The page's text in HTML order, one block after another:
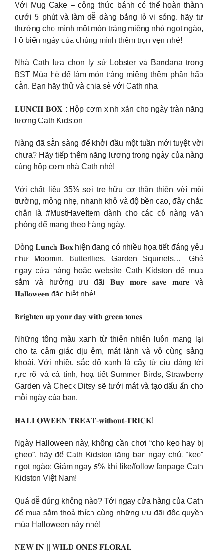
Với Mug Cake – công thức bánh có thể hoàn thành
dưới 5 phút và làm dễ dàng bằng lò vi sóng, hãy tự
thưởng cho mình một món tráng miệng nhỏ ngọt ngào,
hô biến ngày của chúng mình thêm trọn vẹn nhé!
Nhà Cath lựa chọn ly sứ Lobster và Bandana trong
BST Mùa hè để làm món tráng miệng thêm phần hấp
dẫn. Bạn hãy thử và chia sẻ với Cath nha
𝐋𝐔𝐍𝐂𝐇 𝐁𝐎𝐗 : Hộp cơm xinh xắn cho ngày tràn năng
lượng Cath Kidston
Nàng đã sẵn sàng để khởi đầu một tuần mới tuyệt vời
chưa? Hãy tiếp thêm năng lượng trong ngày của nàng
cùng hộp cơm nhà Cath nhé!
Với chất liệu 35% sợi tre hữu cơ thân thiện với môi
trường, mỏng nhẹ, nhanh khô và độ bền cao, đây chắc
chắn là #MustHaveItem dành cho các cô nàng văn
phòng để mang theo hàng ngày.
Dòng 𝐋𝐮𝐧𝐜𝐡 𝐁𝐨𝐱 hiện đang có nhiều họa tiết đáng yêu
như Moomin, Butterflies, Garden Squirrels,… Ghé
ngay cửa hàng hoặc website Cath Kidston để mua
sắm và hưởng ưu đãi 𝐁𝐮𝐲 𝐦𝐨𝐫𝐞 𝐬𝐚𝐯𝐞 𝐦𝐨𝐫𝐞 và
𝐇𝐚𝐥𝐥𝐨𝐰𝐞𝐞𝐧 đặc biệt nhé!
𝐁𝐫𝐢𝐠𝐡𝐭𝐞𝐧 𝐮𝐩 𝐲𝐨𝐮𝐫 𝐝𝐚𝐲 𝐰𝐢𝐭𝐡 𝐠𝐫𝐞𝐞𝐧 𝐭𝐨𝐧𝐞𝐬
Những tông màu xanh từ thiên nhiên luôn mang lại
cho ta cảm giác dịu êm, mát lành và vô cùng sảng
khoái. Với nhiều sắc độ xanh lá cây từ dịu dàng tới
rực rỡ và cá tính, hoạ tiết Summer Birds, Strawberry
Garden và Check Ditsy sẽ tưới mát và tạo dấu ấn cho
mỗi ngày của bạn.
𝐇𝐀𝐋𝐋𝐎𝐖𝐄𝐄𝐍 𝐓𝐑𝐄𝐀𝐓-𝐰𝐢𝐭𝐡𝐨𝐮𝐭-𝐓𝐑𝐈𝐂𝐊!
Ngày Halloween này, không cần chơi “cho kẹo hay bị
ghẹo”, hãy để Cath Kidston tặng bạn ngay chút “kẹo”
ngọt ngào: Giảm ngay 𝟓% khi like/follow fanpage Cath
Kidston Việt Nam!
Quá dễ đúng không nào? Tới ngay cửa hàng của Cath
để mua sắm thoả thích cùng những ưu đãi độc quyền
mùa Halloween này nhé!
𝐍𝐄𝐖 𝐈𝐍 || 𝐖𝐈𝐋𝐃 𝐎𝐍𝐄𝐒 𝐅𝐋𝐎𝐑𝐀𝐋